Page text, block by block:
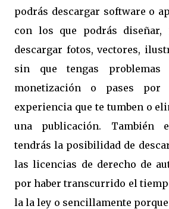
podrás descargar software o
con los que podrás diseñar,
descargar fotos, vectores,
sin que tengas problemas
monetización o pases por
experiencia que te tumben o
una publicación. También
tendrás la posibilidad de
las licencias de derecho de
por haber transcurrido el
la la ley o sencillamente